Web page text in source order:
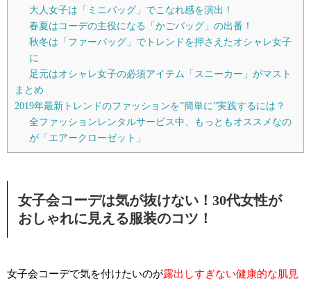
大人女子は「ミニバッグ」でこなれ感を演出！
春夏はコーデの主役になる「かごバッグ」の出番！
秋冬は「ファーバッグ」でトレンドを押さえたオシャレ女子
に
足元はオシャレ女子の必須アイテム「スニーカー」がマスト
まとめ
2019年最新トレンドのファッションを”簡単に”実践するには？
全ファッションレンタルサービス中、もっともオススメなの
が「エアークローゼット」
女子会コーデは気が抜けない！30代女性が
おしゃれに見える服装のコツ！
女子会コーデで気を付けたいのが露出しすぎない健康的な肌見